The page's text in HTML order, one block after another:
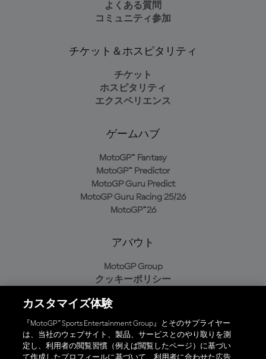
よくある質問
コミュニティ参加
チケット＆ホスピタリティ
チケット
ホスピタリティ
エクスペリエンス
ゲームハブ
MotoGP™ Fantasy
MotoGP™ Predictor
MotoGP Guru Predict
MotoGP Guru Racing 25/26
MotoGP™26
アバウト
MotoGP Group
クッキーポリシー
プライバシーポリシー
購入ポリシー
カスタマイズ体験
『MotoGP™ Sports Entertainment Group』とそのサプライヤー
は、当社のウェブサイト、製品、サービスとのやり取りを測
定し、利用者の閲覧習慣（例えば閲覧したページ）に基づい